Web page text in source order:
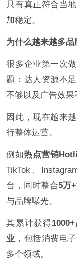
只有真正符合当
加稳定。
为什么越来越多
很多企业第一次
题：达人资源不
不够以及广告效果
因此，现在越来
行整体运营。
例如热点营销
TikTok、
台，同时整合5万
与品牌曝光。
其累计获得
业 ，包括消费电
多个领域。